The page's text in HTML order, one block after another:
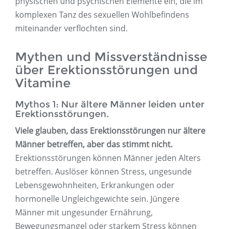
komplexen Tanz des sexuellen Wohlbefindens
miteinander verflochten sind.
Mythen und Missverständnisse
über Erektionsstörungen und
Vitamine
Mythos 1: Nur ältere Männer leiden unter
Erektionsstörungen.
Viele glauben, dass Erektionsstörungen nur ältere
Männer betreffen, aber das stimmt nicht.
Erektionsstörungen können Männer jeden Alters
betreffen. Auslöser können Stress, ungesunde
Lebensgewohnheiten, Erkrankungen oder
hormonelle Ungleichgewichte sein. Jüngere
Männer mit ungesunder Ernährung,
Bewegungsmangel oder starkem Stress können